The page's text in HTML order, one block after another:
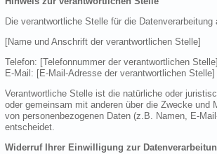
Die verantwortliche Stelle für die
[Name und Anschrift der verantwortlichen Stelle]
Telefon: [Telefonnummer der verantwortlichen Stelle]
E-Mail: [E-Mail-Adresse der verantwortlichen Stelle]
Verantwortliche Stelle ist die natürliche oder
oder gemeinsam mit anderen über die Zwecke und
von personenbezogenen Daten (z.B. Namen, E-
entscheidet.
Widerruf Ihrer Einwilligung zur